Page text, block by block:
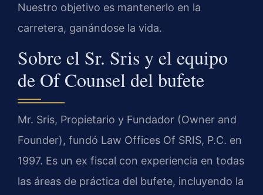
Nuestro objetivo es mantenerlo en la
carretera, ganándose la vida.
Sobre el Sr. Sris y el equipo
de Of Counsel del bufete
Mr. Sris, Propietario y Fundador (Owner and
Founder), fundó Law Offices Of SRIS, P.C. en
1997. Es un ex fiscal con experiencia en todas
las áreas de práctica del bufete, incluyendo la